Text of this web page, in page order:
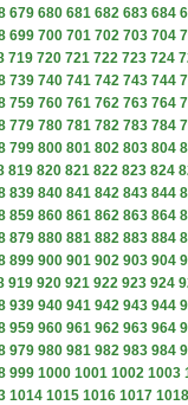
679 680 681 682 683 684
699 700 701 702 703 704
719 720 721 722 723 724
739 740 741 742 743 744
759 760 761 762 763 764
779 780 781 782 783 784
799 800 801 802 803 804
819 820 821 822 823 824
839 840 841 842 843 844
859 860 861 862 863 864
879 880 881 882 883 884
899 900 901 902 903 904
919 920 921 922 923 924
939 940 941 942 943 944
959 960 961 962 963 964
979 980 981 982 983 984
999 1000 1001 1002 1003
1014 1015 1016 1017 1018